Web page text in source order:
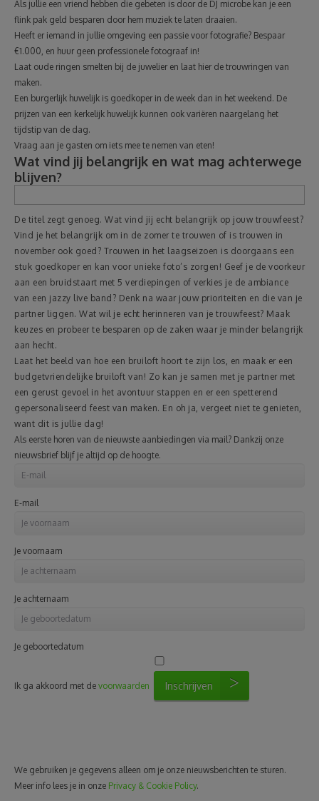
Als jullie een vriend hebben die gebeten is door de DJ microbe kan je een
flink pak geld besparen door hem muziek te laten draaien.
Heeft er iemand in jullie omgeving een passie voor fotografie? Bespaar
€1.000, en huur geen professionele fotograaf in!
Laat oude ringen smelten bij de juwelier en laat hier de trouwringen van
maken.
Een burgerlijk huwelijk is goedkoper in de week dan in het weekend. De
prijzen van een kerkelijk huwelijk kunnen ook variëren naargelang het
tijdstip van de dag.
Vraag aan je gasten om iets mee te nemen van eten!
Wat vind jij belangrijk en wat mag achterwege
blijven?
De titel zegt genoeg. Wat vind jij echt belangrijk op jouw trouwfeest?
Vind je het belangrijk om in de zomer te trouwen of is trouwen in
november ook goed? Trouwen in het laagseizoen is doorgaans een
stuk goedkoper en kan voor unieke foto’s zorgen! Geef je de voorkeur
aan een bruidstaart met 5 verdiepingen of verkies je de ambiance
van een jazzy live band? Denk na waar jouw prioriteiten en die van je
partner liggen. Wat wil je echt herinneren van je trouwfeest? Maak
keuzes en probeer te besparen op de zaken waar je minder belangrijk
aan hecht.
Laat het beeld van hoe een bruiloft hoort te zijn los, en maak er een
budgetvriendelijke bruiloft van! Zo kan je samen met je partner met
een gerust gevoel in het avontuur stappen en er een spetterend
gepersonaliseerd feest van maken. En oh ja, vergeet niet te genieten,
want dit is jullie dag!
Als eerste horen van de nieuwste aanbiedingen via mail? Dankzij onze
nieuwsbrief blijf je altijd op de hoogte.
E-mail
Je voornaam
Je achternaam
Je geboortedatum
Ik ga akkoord met de voorwaarden Inschrijven
We gebruiken je gegevens alleen om je onze nieuwsberichten te sturen.
Meer info lees je in onze Privacy & Cookie Policy.